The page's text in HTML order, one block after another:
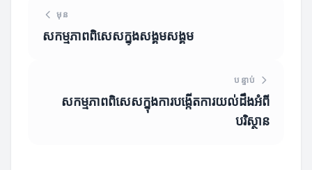
មុន
សកម្មភាពពិសេសក្នុងសង្គមសង្គម
បន្ទាប់
សកម្មភាពពិសេសក្នុងការបង្កើតការយល់ដឹងអំពី
បរិស្ថាន